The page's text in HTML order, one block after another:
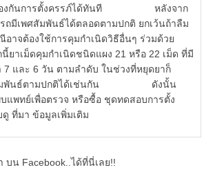
ป้องกันการตั้งครรภ์ได้ทันที หลังจาก
ถมีเพศสัมพันธ์ได้ตลอดตามปกติ ยกเว้นถ้าลืม
อาจต้องใช้การคุมกำเนิดวิธีอื่นๆ ร่วมด้วย
ม็ดคุมกำเนิดชนิดแผง 21 หรือ 22 เม็ด ที่มี
7 และ 6 วัน ตามลำดับ ในช่วงที่หยุดยาก็
สัมพันธ์ตามปกติได้เช่นกัน ดังนั้น
แพทย์เพื่อตรวจ หรือซื้อ ชุดทดสอบการตั้ง
ที่มา ข้อมูลเพิ่มเติม
บน Facebook..ได้ที่นี่เลย!!